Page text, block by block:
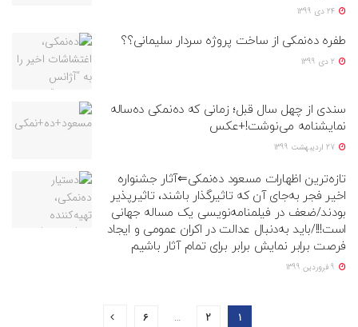
طفره ده‌نمکی از ساخت پروژه سردار سلیمانی؟؟
سندی از چهل سال قبل؛ زمانی که ده‌نمکی ده‌ساله
نمایشنامه‌ می‌نوشت!+عکس
تازه‌ترین اظهارات مسعود ده‌نمکی⇐آثار جشنواره
اخیر فجر به‌جای آن که تاثیرگذار باشند، تاثیرپذیر
بودند/ضعف در فیلمنامه‌نویسی یک مساله جهانی
است!!!/باید به‌دنبال عدالت در اکران عمومی و ایجاد
فرصت برابر نمایش برابر برای تمام آثار باشیم
1
2
…
6